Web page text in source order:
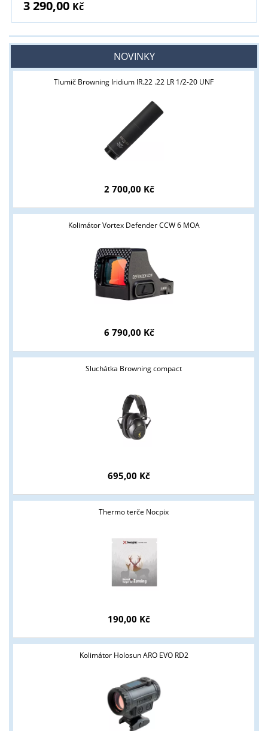
3 290,00 Kč
NOVINKY
Tlumič Browning Iridium IR.22 .22 LR 1/2-20 UNF
2 700,00 Kč
Kolimátor Vortex Defender CCW 6 MOA
6 790,00 Kč
Sluchátka Browning compact
695,00 Kč
Thermo terče Nocpix
190,00 Kč
Kolimátor Holosun ARO EVO RD2
podmínky?
ANO NE